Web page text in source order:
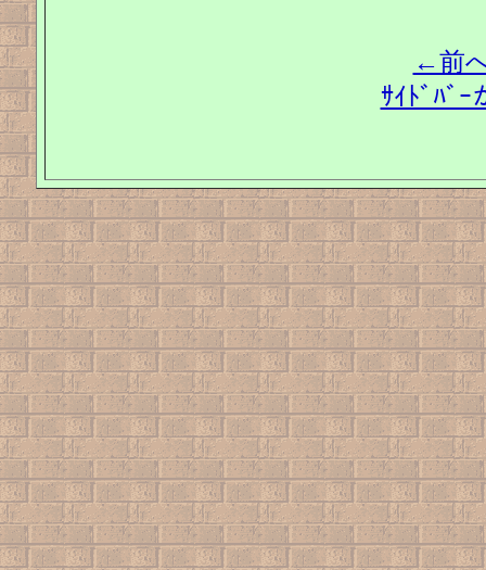
←前
ｻｲﾄﾞﾊﾞ